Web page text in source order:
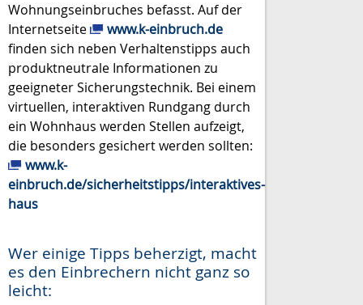
Wohnungseinbruches befasst. Auf der
Internetseite
www.k-einbruch.de
finden sich neben Verhaltenstipps auch
produktneutrale Informationen zu
geeigneter Sicherungstechnik. Bei einem
virtuellen, interaktiven Rundgang durch
ein Wohnhaus werden Stellen aufzeigt,
die besonders gesichert werden sollten:
www.k-
einbruch.de/sicherheitstipps/interaktives-
haus
Wer einige Tipps beherzigt, macht
es den Einbrechern nicht ganz so
leicht: